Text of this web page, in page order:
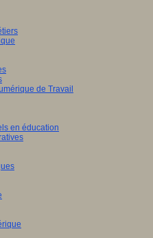
de Travail
en éducation